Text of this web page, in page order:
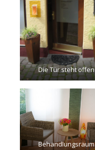
Die Tür steht offen
Behandlungsraum